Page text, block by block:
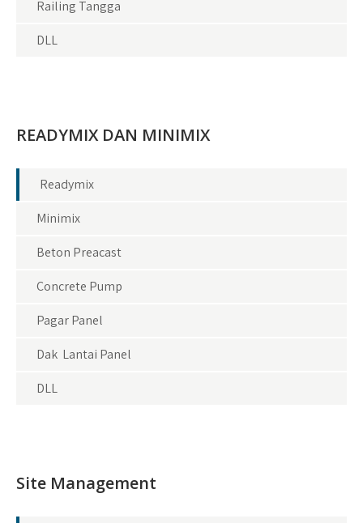
Railing Tangga
DLL
READYMIX DAN MINIMIX
Readymix
Minimix
Beton Preacast
Concrete Pump
Pagar Panel
Dak Lantai Panel
DLL
Site Management